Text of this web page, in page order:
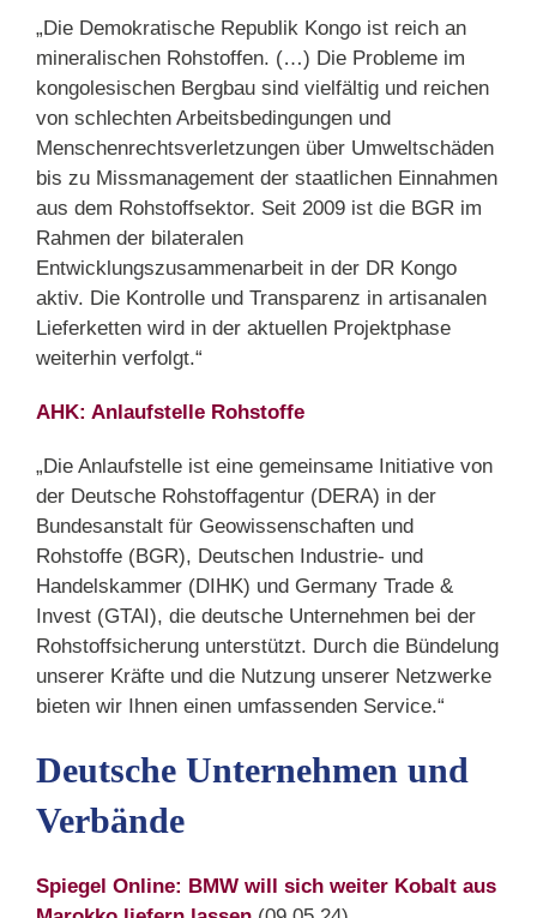
„Die Demokratische Republik Kongo ist reich an
mineralischen Rohstoffen. (…) Die Probleme im
kongolesischen Bergbau sind vielfältig und reichen
von schlechten Arbeitsbedingungen und
Menschenrechtsverletzungen über Umweltschäden
bis zu Missmanagement der staatlichen Einnahmen
aus dem Rohstoffsektor. Seit 2009 ist die BGR im
Rahmen der bilateralen
Entwicklungszusammenarbeit in der DR Kongo
aktiv. Die Kontrolle und Transparenz in artisanalen
Lieferketten wird in der aktuellen Projektphase
weiterhin verfolgt.“
AHK: Anlaufstelle Rohstoffe
„Die Anlaufstelle ist eine gemeinsame Initiative von
der Deutsche Rohstoffagentur (DERA) in der
Bundesanstalt für Geowissenschaften und
Rohstoffe (BGR), Deutschen Industrie- und
Handelskammer (DIHK) und Germany Trade &
Invest (GTAI), die deutsche Unternehmen bei der
Rohstoffsicherung unterstützt. Durch die Bündelung
unserer Kräfte und die Nutzung unserer Netzwerke
bieten wir Ihnen einen umfassenden Service.“
Deutsche Unternehmen und
Verbände
Spiegel Online: BMW will sich weiter Kobalt aus